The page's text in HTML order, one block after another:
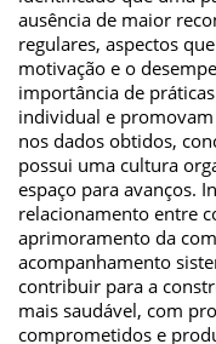
ausência de maior
regulares, aspectos
motivação e o
importância de
individual e
nos dados obtidos,
possui uma cultura
espaço para avanços.
relacionamento entre
aprimoramento da
acompanhamento
contribuir para a
mais saudável, com
comprometidos e